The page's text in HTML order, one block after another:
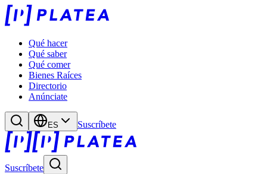
Qué hacer
Qué saber
Qué comer
Bienes Raíces
Directorio
Anúnciate
ES Suscríbete
Suscríbete